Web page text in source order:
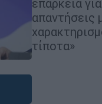
επάρκεια
απαντήσεις
τίποτα»